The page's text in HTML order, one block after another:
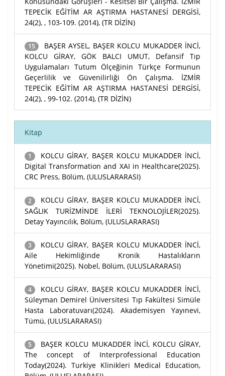
TEPECİK EĞİTİM AR AŞTIRMA HASTANESİ DERGİSİ,
24(2), , 103-109. (2014), (TR DİZİN)
15
BAŞER AYSEL, BAŞER KOLCU MUKADDER İNCİ,
KOLCU GİRAY, GÖK BALCI UMUT, Defansif Tıp
Uygulamaları Tutum Ölçeğinin Türkçe Formunun
Geçerlilik ve Güvenilirliği Ön Çalışma. İZMİR
TEPECİK EĞİTİM AR AŞTIRMA HASTANESİ DERGİSİ,
24(2), , 99-102. (2014), (TR DİZİN)
Kitap
1
KOLCU GİRAY, BAŞER KOLCU MUKADDER İNCİ,
Digital Transformation and XAI in Healthcare(2025).
CRC Press, Bölüm, (ULUSLARARASI)
2
KOLCU GİRAY, BAŞER KOLCU MUKADDER İNCİ,
SAĞLIK TURİZMİNDE İLERİ TEKNOLOJİLER(2025).
Detay Yayıncılık, Bölüm, (ULUSLARARASI)
3
KOLCU GİRAY, BAŞER KOLCU MUKADDER İNCİ,
Aile Hekimliğinde Kronik Hastalıkların
Yönetimi(2025). Nobel, Bölüm, (ULUSLARARASI)
4
KOLCU GİRAY, BAŞER KOLCU MUKADDER İNCİ,
Süleyman Demirel Üniversitesi Tıp Fakültesi Simüle
Hasta Laboratuvarı(2024). Akademisyen Yayınevi,
Tümü, (ULUSLARARASI)
5
BAŞER KOLCU MUKADDER İNCİ, KOLCU GİRAY,
The concept of Interprofessional Education
Today(2024). Turkiye Klinikleri Medical Education,